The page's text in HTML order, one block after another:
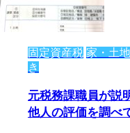
固定資産税 家・土
き
元税務課職員が説
他人の評価を調べ